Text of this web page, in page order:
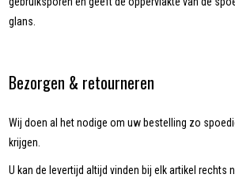
glans.
Bezorgen & retourneren
Wij doen al het nodige om uw bestelling zo
krijgen.
U kan de levertijd altijd vinden bij elk artikel rechts